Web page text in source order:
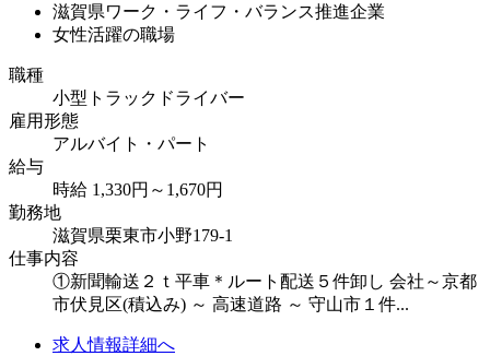
滋賀県ワーク・ライフ・バランス推進企業
女性活躍の職場
職種
小型トラックドライバー
雇用形態
アルバイト・パート
給与
時給 1,330円～1,670円
勤務地
滋賀県栗東市小野179-1
仕事内容
①新聞輸送２ｔ平車＊ルート配送５件卸し 会社～京都
市伏見区(積込み) ～ 高速道路 ～ 守山市１件...
求人情報詳細へ